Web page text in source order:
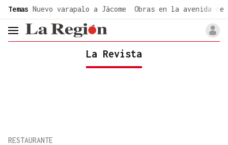
Temas Nuevo varapalo a Jácome Obras en la avenida de
header.menu.open
La Revista
RESTAURANTE